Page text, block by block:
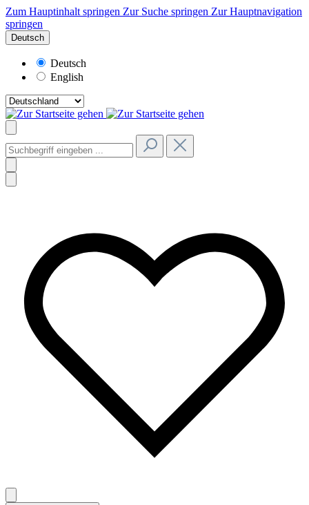
Zum Hauptinhalt springen Zur Suche springen Zur Hauptnavigation
springen
Deutsch
Deutsch
English